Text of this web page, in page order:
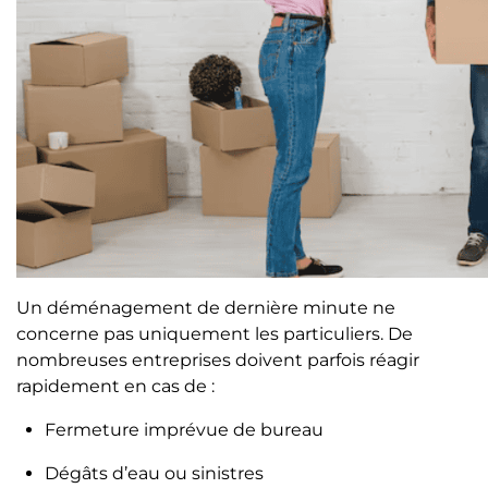
Un déménagement de dernière minute ne
concerne pas uniquement les particuliers. De
nombreuses entreprises doivent parfois réagir
rapidement en cas de :
Fermeture imprévue de bureau
Dégâts d’eau ou sinistres